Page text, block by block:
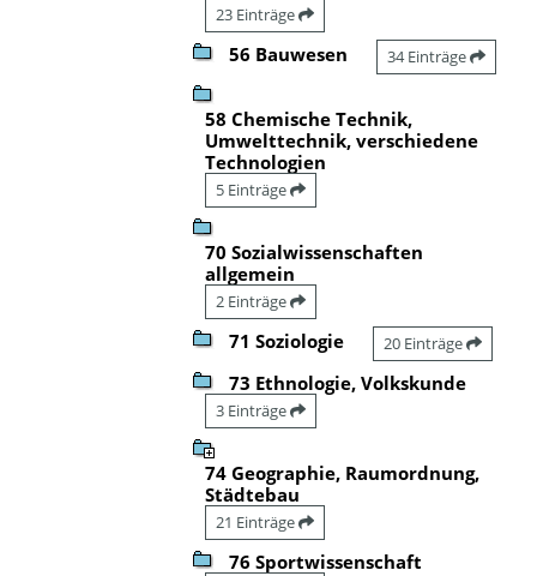
23 Einträge
56 Bauwesen 34 Einträge
58 Chemische Technik,
Umwelttechnik, verschiedene
Technologien
5 Einträge
70 Sozialwissenschaften
allgemein
2 Einträge
71 Soziologie 20 Einträge
73 Ethnologie, Volkskunde
3 Einträge
74 Geographie, Raumordnung,
Städtebau
21 Einträge
76 Sportwissenschaft